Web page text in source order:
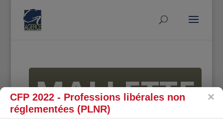
MALLETTE
CFP 2022 - Professions libérales non
réglementées (PLNR)